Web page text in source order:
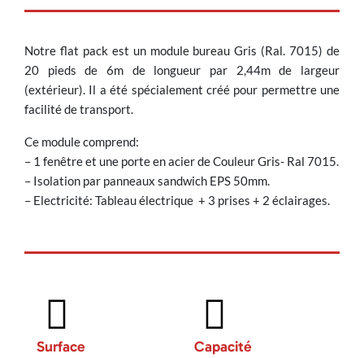
Notre flat pack est un module bureau Gris (Ral. 7015) de
20 pieds de 6m de longueur par 2,44m de largeur
(extérieur). Il a été spécialement créé pour permettre une
facilité de transport.
Ce module comprend:
– 1 fenêtre et une porte en acier de Couleur Gris- Ral 7015.
– Isolation par panneaux sandwich EPS 50mm.
– Electricité: Tableau électrique + 3 prises + 2 éclairages.
Surface
Capacité